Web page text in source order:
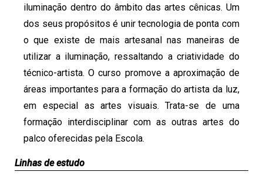
iluminação dentro do âmbito das artes cênicas. Um
dos seus propósitos é unir tecnologia de ponta com
o que existe de mais artesanal nas maneiras de
utilizar a iluminação, ressaltando a criatividade do
técnico-artista. O curso promove a aproximação de
áreas importantes para a formação do artista da luz,
em especial as artes visuais. Trata-se de uma
formação interdisciplinar com as outras artes do
palco oferecidas pela Escola.
Linhas de estudo